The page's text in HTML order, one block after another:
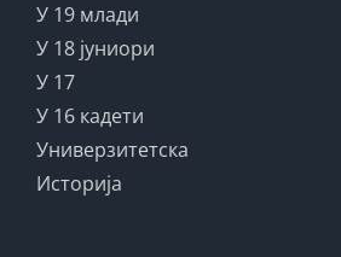
У 19 млади
У 18 јуниори
У 17
У 16 кадети
Универзитетска
Историја